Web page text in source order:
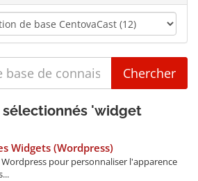
'widget
Widgets (Wordpress)
pour personnaliser l'apparence